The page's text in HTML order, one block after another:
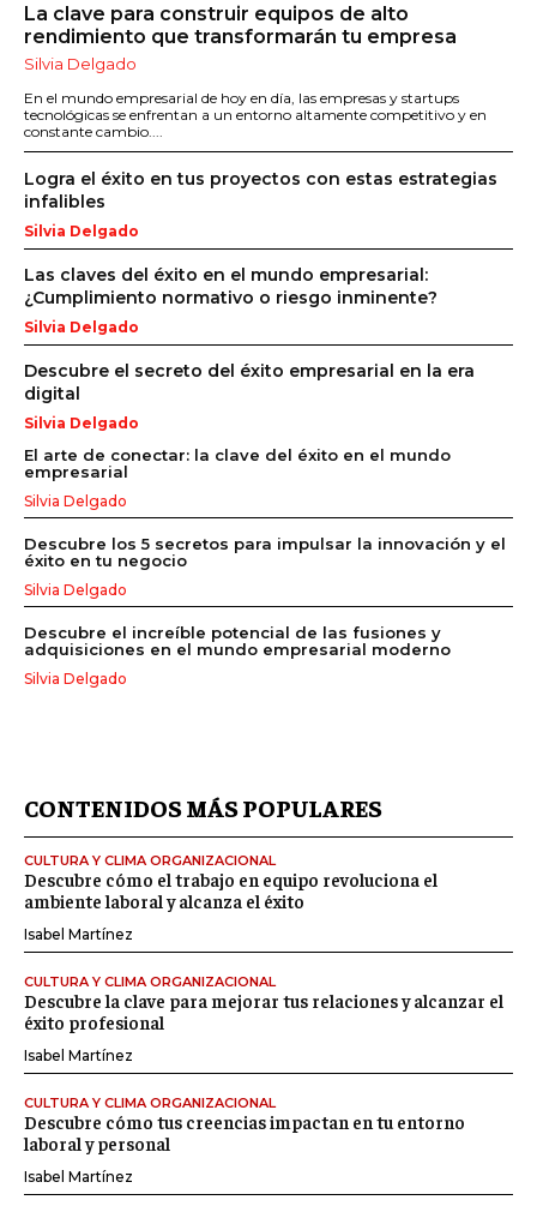
La clave para construir equipos de alto
rendimiento que transformarán tu empresa
Silvia Delgado
En el mundo empresarial de hoy en día, las empresas y startups
tecnológicas se enfrentan a un entorno altamente competitivo y en
constante cambio....
Logra el éxito en tus proyectos con estas estrategias
infalibles
Silvia Delgado
Las claves del éxito en el mundo empresarial:
¿Cumplimiento normativo o riesgo inminente?
Silvia Delgado
Descubre el secreto del éxito empresarial en la era
digital
Silvia Delgado
El arte de conectar: la clave del éxito en el mundo
empresarial
Silvia Delgado
Descubre los 5 secretos para impulsar la innovación y el
éxito en tu negocio
Silvia Delgado
Descubre el increíble potencial de las fusiones y
adquisiciones en el mundo empresarial moderno
Silvia Delgado
CONTENIDOS MÁS POPULARES
CULTURA Y CLIMA ORGANIZACIONAL
Descubre cómo el trabajo en equipo revoluciona el
ambiente laboral y alcanza el éxito
Isabel Martínez
CULTURA Y CLIMA ORGANIZACIONAL
Descubre la clave para mejorar tus relaciones y alcanzar el
éxito profesional
Isabel Martínez
CULTURA Y CLIMA ORGANIZACIONAL
Descubre cómo tus creencias impactan en tu entorno
laboral y personal
Isabel Martínez